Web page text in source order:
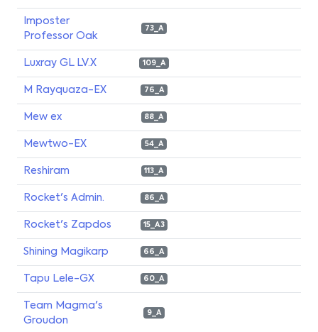
Imposter
Professor Oak
73_A
Luxray GL LV.X 109_A
M Rayquaza-EX 76_A
Mew ex 88_A
Mewtwo-EX 54_A
Reshiram 113_A
Rocket's Admin. 86_A
Rocket's Zapdos 15_A3
Shining Magikarp 66_A
Tapu Lele-GX 60_A
Team Magma's
Groudon
9_A